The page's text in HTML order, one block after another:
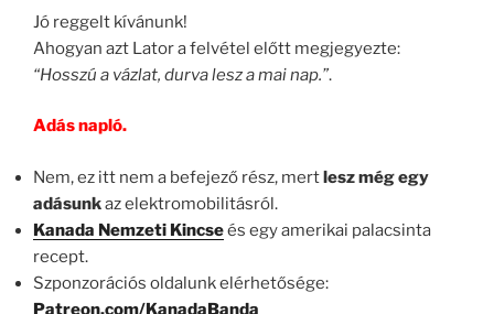
Jó reggelt kívánunk!
Ahogyan azt Lator a felvétel előtt megjegyezte:
“Hosszú a vázlat, durva lesz a mai nap.”.
Adás napló.
Nem, ez itt nem a befejező rész, mertlesz még egy
adásunkaz elektromobilitásról.
Kanada Nemzeti Kincseés egy amerikai palacsinta
recept.
Szponzorációs oldalunk elérhetősége:
Patreon.com/KanadaBanda